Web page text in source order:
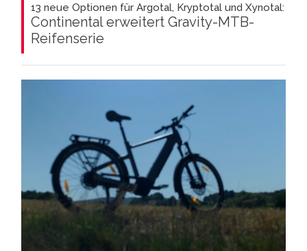
13 neue Optionen für Argotal, Kryptotal und Xynotal:
Continental erweitert Gravity-MTB-
Reifenserie